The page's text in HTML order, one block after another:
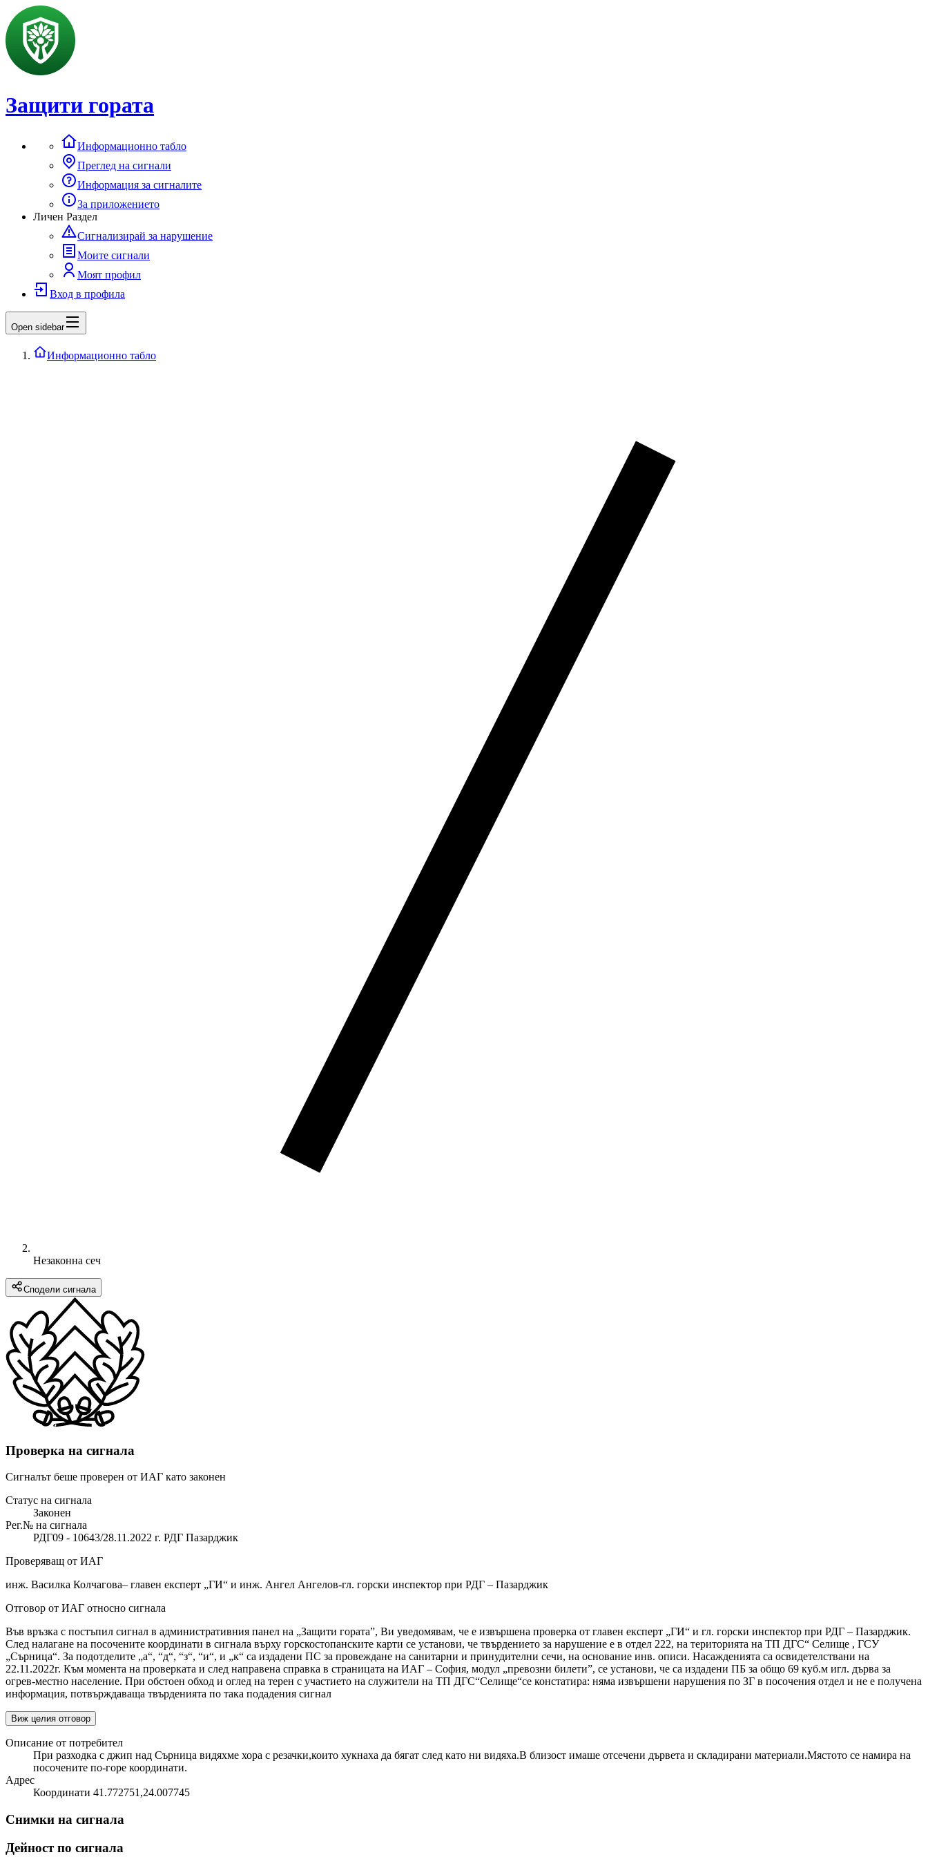
Защити гората
Информационно табло
Преглед на сигнали
Информация за сигналите
За приложението
Личен Раздел
Сигнализирай за нарушение
Моите сигнали
Моят профил
Вход в профила
Open sidebar
Информационно табло
Незаконна сеч
Сподели сигнала
Проверка на сигнала
Сигналът беше проверен от ИАГ като законен
Статус на сигнала
Законен
Рег.№ на сигнала
РДГ09 - 10643/28.11.2022 г. РДГ Пазарджик
Проверяващ от ИАГ
инж. Василка Колчагова– главен експерт „ГИ“ и инж. Ангел Ангелов-гл. горски инспектор при РДГ – Пазарджик
Отговор от ИАГ относно сигнала
Във връзка с постъпил сигнал в административния панел на „Защити гората”, Ви уведомявам, че е извършена проверка от главен експерт „ГИ“ и гл. горски инспектор при РДГ – Пазарджик.
След налагане на посочените координати в сигнала върху горскостопанските карти се установи, че твърдението за нарушение е в отдел 222, на територията на ТП ДГС“ Селище , ГСУ
„Сърница“. За подотделите „а“, “д“, “з“, “и“, и „к“ са издадени ПС за провеждане на санитарни и принудителни сечи, на основание инв. описи. Насажденията са освидетелствани на
22.11.2022г. Към момента на проверката и след направена справка в страницата на ИАГ – София, модул „превозни билети”, се установи, че са издадени ПБ за общо 69 куб.м игл. дърва за
огрев-местно население. При обстоен обход и оглед на терен с участието на служители на ТП ДГС“Селище“се констатира: няма извършени нарушения по ЗГ в посочения отдел и не е получена
информация, потвърждаваща твърденията по така подадения сигнал
Виж целия отговор
Описание от потребител
При разходка с джип над Сърница видяхме хора с резачки,които хукнаха да бягат след като ни видяха.В близост имаше отсечени дървета и складирани материали.Мястото се намира на
посочените по-горе координати.
Адрес
Координати 41.772751,24.007745
Снимки на сигнала
Дейност по сигнала